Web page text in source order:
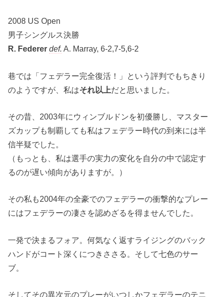
2008 US Open
男子シングルス決勝
R. Federer def. A. Marray, 6-2,7-5,6-2
巷では「フェデラー完全復活！」という評判でもちきり
のようですが、私はそれ以上だと思いました。
その昔、2003年にウィンブルドンを初優勝し、マスター
ズカップも制覇しても私はフェデラー時代の到来には半
信半疑でした。
（もっとも、私は選手の実力の変化を自分の中で認定す
るのが遅い傾向がありますが。）
その私も2004年の全豪でのフェデラーの衝撃的なプレー
にはフェデラーの凄さを認めざるを得ませんでした。
一発で決まるフォア。何気なく返すライジングのバック
ハンドがコート深くにつきささる。そして七色のサー
ブ。
そしてその異次元のプレーがいつしかフェデラーのテニ